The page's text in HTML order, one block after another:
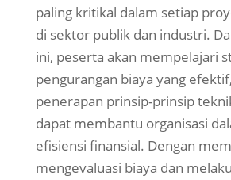
paling kritikal dalam setiap
di sektor publik dan industri.
ini, peserta akan mempelajari
pengurangan biaya yang
penerapan prinsip-prinsip
dapat membantu organisasi
efisiensi finansial. Dengan
mengevaluasi biaya dan